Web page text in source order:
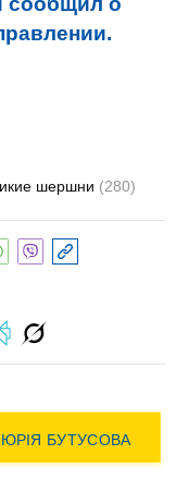
шершни (280)